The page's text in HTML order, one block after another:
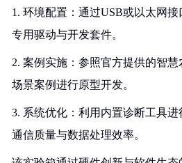
1. 环境配置：通过USB或以太网
专用驱动与开发套件。
2. 案例实施：参照官方提供的智
场景案例进行原型开发。
3. 系统优化：利用内置诊断工具
通信质量与数据处理效率。